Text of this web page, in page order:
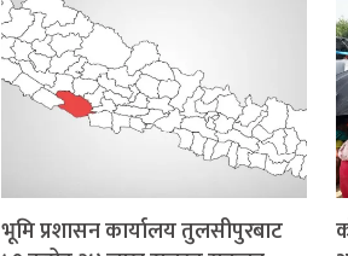
भूमि प्रशासन कार्यालय तुलसीपुरबाट